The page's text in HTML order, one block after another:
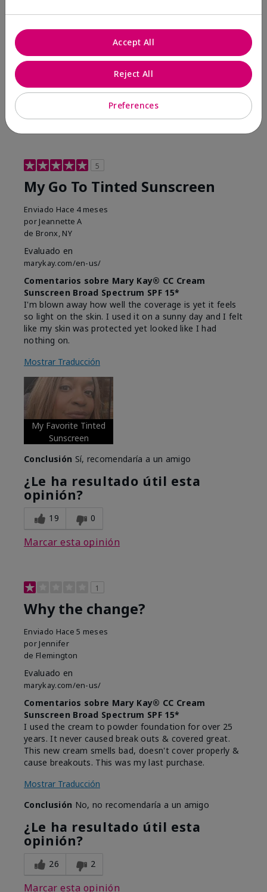
Walking in victory
Sí, recomendaría a un amigo
¿Le ha resultado útil esta
23 0
Marcar esta opinión
5
My Go To Tinted Sunscreen
Enviado Hace 4 meses
por Jeannette A
de Bronx, NY
Evaluado en
marykay.com/en-us/
Comentarios sobre Mary Kay® CC Cream
Sunscreen Broad Spectrum SPF 15*
I'm blown away how well the coverage is yet it feels
so light on the skin. I used it on a sunny day and I felt
like my skin was protected yet looked like I had
nothing on.
Mostrar Traducción
My Favorite Tinted
Sunscreen
Conclusión Sí, recomendaría a un amigo
¿Le ha resultado útil esta
opinión?
19 0
Marcar esta opinión
1
Why the change?
Enviado Hace 5 meses
por Jennifer
de Flemington
Evaluado en
marykay.com/en-us/
Comentarios sobre Mary Kay® CC Cream
Sunscreen Broad Spectrum SPF 15*
I used the cream to powder foundation for over 25
years. It never caused break outs & covered great.
This new cream smells bad, doesn't cover properly &
cause breakouts. This was my last purchase.
Mostrar Traducción
Conclusión No, no recomendaría a un amigo
¿Le ha resultado útil esta
opinión?
26 2
Marcar esta opinión
Preferences
Reject All
Accept All